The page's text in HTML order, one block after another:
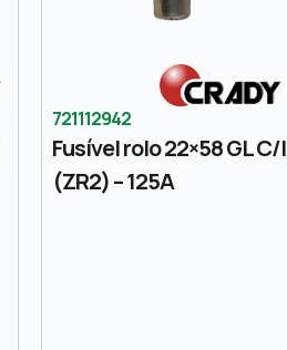
721112942
Fusível rolo 22×58 GL C/I
(ZR2) – 125A